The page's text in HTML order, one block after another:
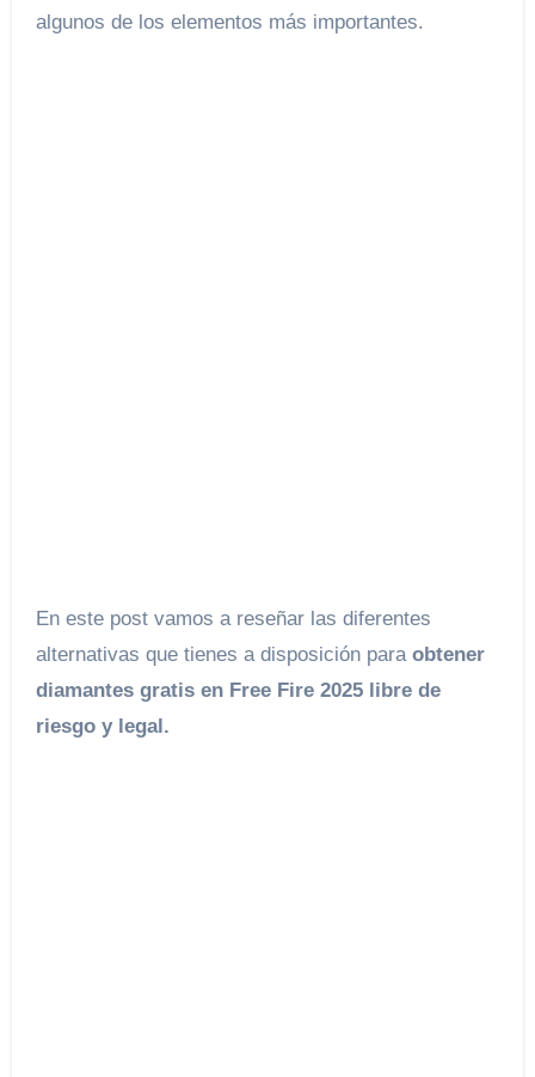
algunos de los elementos más importantes.
En este post vamos a reseñar las diferentes
alternativas que tienes a disposición para obtener
diamantes gratis en Free Fire 2025 libre de
riesgo y legal.